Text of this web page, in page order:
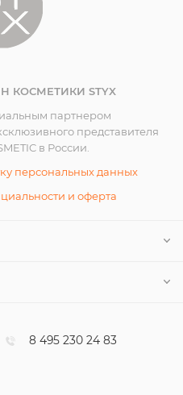
КОСМЕТИКИ STYX
партнером
представителя
в России.
персональных данных
и оферта
8 495 230 24 83